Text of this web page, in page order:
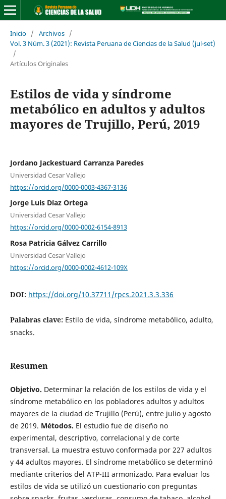
Inicio / Archivos /
Vol. 3 Núm. 3 (2021): Revista Peruana de Ciencias de la Salud (jul-set)
/
Artículos Originales
Estilos de vida y síndrome
metabólico en adultos y adultos
mayores de Trujillo, Perú, 2019
Jordano Jackestuard Carranza Paredes
Universidad Cesar Vallejo
https://orcid.org/0000-0003-4367-3136
Jorge Luis Díaz Ortega
Universidad Cesar Vallejo
https://orcid.org/0000-0002-6154-8913
Rosa Patricia Gálvez Carrillo
Universidad Cesar Vallejo
https://orcid.org/0000-0002-4612-109X
DOI: https://doi.org/10.37711/rpcs.2021.3.3.336
Palabras clave: Estilo de vida, síndrome metabólico, adulto,
snacks.
Resumen
Objetivo. Determinar la relación de los estilos de vida y el
síndrome metabólico en los pobladores adultos y adultos
mayores de la ciudad de Trujillo (Perú), entre julio y agosto
de 2019. Métodos. El estudio fue de diseño no
experimental, descriptivo, correlacional y de corte
transversal. La muestra estuvo conformada por 227 adultos
y 44 adultos mayores. El síndrome metabólico se determinó
mediante criterios del ATP-III armonizado. Para evaluar los
estilos de vida se utilizó un cuestionario con preguntas